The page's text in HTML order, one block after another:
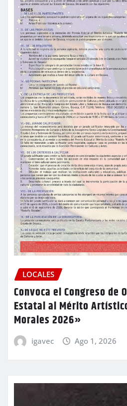
LOCALES
Convoca el Congreso de
Estatal al Mérito
Morales 2026»
igavec Ago 1, 2026